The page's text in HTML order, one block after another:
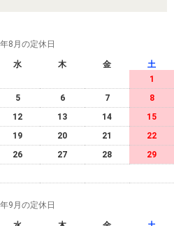
8月の定休日
水 木 金
土
1
5 6 7
8
12 13 14
15
19 20 21
22
26 27 28
29
9月の定休日